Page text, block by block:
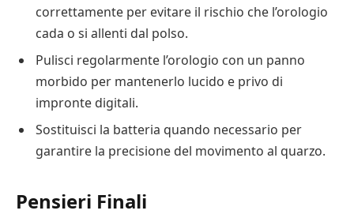
correttamente per evitare il rischio che l’orologio
cada o si allenti dal polso.
Pulisci regolarmente l’orologio con un panno
morbido per mantenerlo lucido e privo di
impronte digitali.
Sostituisci la batteria quando necessario per
garantire la precisione del movimento al quarzo.
Pensieri Finali